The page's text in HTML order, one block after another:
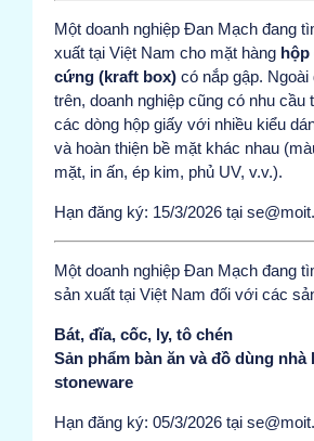
Một doanh nghiệp Đan Mạch đang
xuất tại Việt Nam cho mặt hàng hộp
cứng (kraft box) có nắp gập. Ngoài
trên, doanh nghiệp cũng có nhu cầu
các dòng hộp giấy với nhiều kiểu
và hoàn thiện bề mặt khác nhau
mặt, in ấn, ép kim, phủ UV, v.v.).
Hạn đăng ký: 15/3/2026 tại
Một doanh nghiệp Đan Mạch đang
sản xuất tại Việt Nam đối với các
Bát, đĩa, cốc, ly, tô chén
Sản phẩm bàn ăn và đồ dùng nhà
stoneware
Hạn đăng ký: 05/3/2026 tại